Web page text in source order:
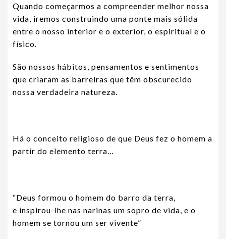
Quando começarmos a compreender melhor nossa
vida, iremos construindo uma ponte mais sólida
entre o nosso interior e o exterior, o espiritual e o
físico.
São nossos hábitos, pensamentos e sentimentos
que criaram as barreiras que têm obscurecido
nossa verdadeira natureza.
Há o conceito religioso de que Deus fez o homem a
partir do elemento terra…
“Deus formou o homem do barro da terra,
e inspirou-lhe nas narinas um sopro de vida, e o
homem se tornou um ser vivente”